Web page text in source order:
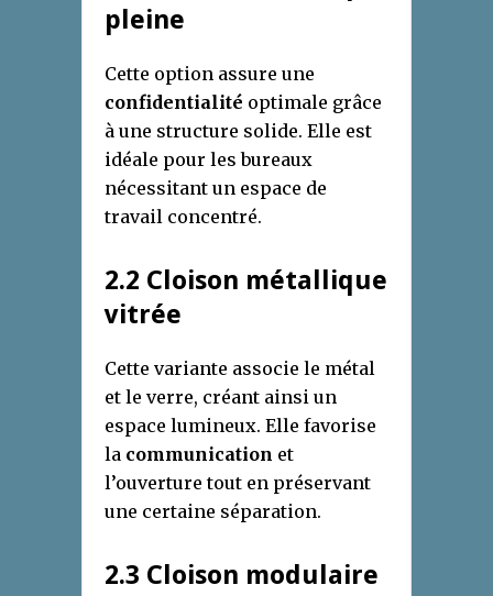
pleine
Cette option assure une
confidentialité optimale grâce
à une structure solide. Elle est
idéale pour les bureaux
nécessitant un espace de
travail concentré.
2.2 Cloison métallique
vitrée
Cette variante associe le métal
et le verre, créant ainsi un
espace lumineux. Elle favorise
la communication et
l’ouverture tout en préservant
une certaine séparation.
2.3 Cloison modulaire